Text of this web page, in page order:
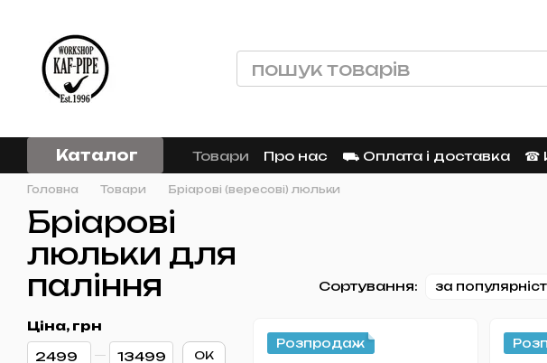
Каталог Товари Про нас ⛟ Оплата і доставка ☎︎
Головна Товари Бріарові (вересові) люльки
Бріарові
люльки для
паління
Сортування: за
Розпродаж
Ціна, грн
Від Ціна, грн
До Ціна, грн ОК